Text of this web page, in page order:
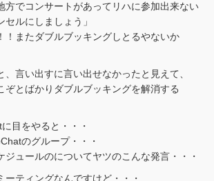
方でコンサートがあってリハに参加出来ない
ルにしましょう」
！またダブルブッキングしとるやないか
、言い出すに言い出せなかったと見えて、
ぞとばかりダブルブッキングを解消する
目をやると・・・
のグループ・・・
ジュールのについてヤツのこんな発言・・・
ーティングなんですけど・・・